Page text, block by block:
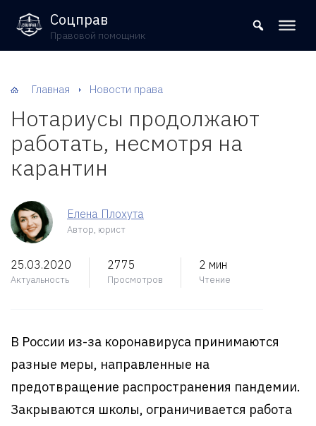
8 (800) 302-09-37
Соцправ
Правовой помощник
Главная Новости права
Нотариусы продолжают
работать, несмотря на
карантин
Елена Плохута
Автор, юрист
25.03.2020
Актуальность
2775
Просмотров
2 мин
Чтение
В России из-за коронавируса принимаются
разные меры, направленные на
предотвращение распространения пандемии.
Закрываются школы, ограничивается работа